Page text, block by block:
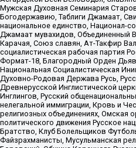
Мужская Духовная Семинария
Богодержавию, Таблиги Джамаат,
национальное единство, Национал-
Джамаат мувахидов, Объединенный
Карачая, Союз славян, Ат-Такфир
социалистическая рабочая партия
Формат-18, Благородный Орден
Национальная Социалистическая
Духовно-Родовая Держава Русь,
Древнерусской Инглистической
Инглингов, Русский
нелегальной иммиграции, Кровь и
религиозных объединениях, Омская
политического движения Русское
Братство, Клуб Болельщиков
Файзрахманисты, Мусульманская